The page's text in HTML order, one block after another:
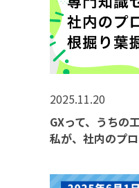
2025.11.20
GXって、うちの
私が、社内のプ